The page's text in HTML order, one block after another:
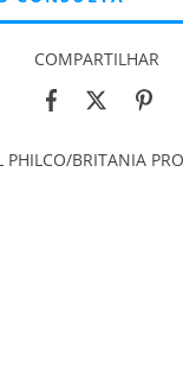
COMPARTILHAR
BRITANIA